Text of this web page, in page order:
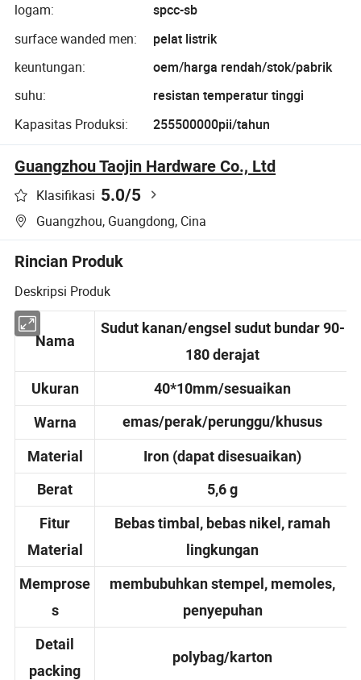
logam:
spcc-sb
surface wanded men:
pelat listrik
keuntungan:
oem/harga rendah/stok/pabrik
suhu:
resistan temperatur tinggi
Kapasitas Produksi:
255500000pii/tahun
Guangzhou Taojin Hardware Co., Ltd
Klasifikasi 5.0/5
Guangzhou, Guangdong, Cina
Rincian Produk
Deskripsi Produk
Sudut kanan/engsel sudut bundar 90-
180 derajat
Ukuran 40*10mm/sesuaikan
Warna emas/perak/perunggu/khusus
Material Iron (dapat disesuaikan)
Berat 5,6 g
Fitur
Material
Bebas timbal, bebas nikel, ramah
lingkungan
s
membubuhkan stempel, memoles,
penyepuhan
Detail